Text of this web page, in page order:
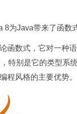
Java带来了函数式
数式，它对一种语
特别是它的类型系
程风格的主要优势。